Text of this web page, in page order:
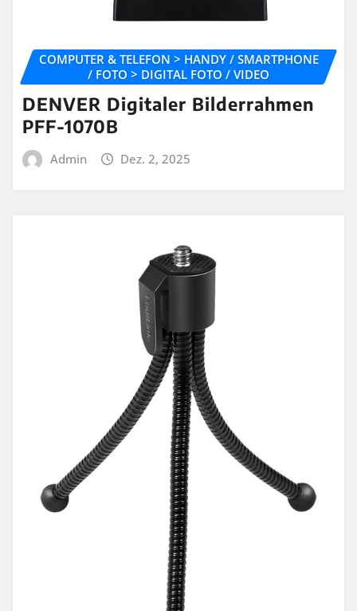
COMPUTER & TELEFON > HANDY / SMARTPHONE
/ FOTO > DIGITAL FOTO / VIDEO
DENVER Digitaler Bilderrahmen
PFF-1070B
Admin Dez. 2, 2025